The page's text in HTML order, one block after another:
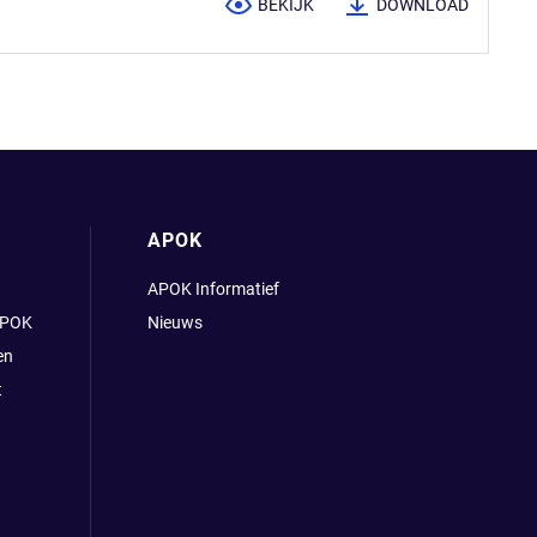
BEKIJK DOWNLOAD
APOK
APOK Informatief
Nieuws